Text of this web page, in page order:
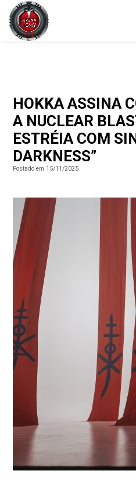
HOKKA ASSINA
A NUCLEAR
ESTRÉIA COM
DARKNESS”
Postado em 15/11/2025